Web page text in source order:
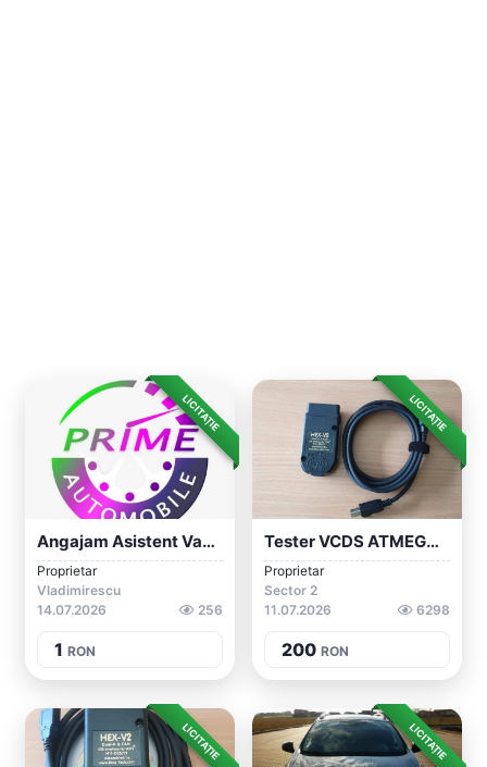
LICITAȚIE
Angajam Asistent Vanzari
Proprietar
Vladimirescu
14.07.2026
256
1 RON
LICITAȚIE
Tester VCDS ATMEGA Cu SOFT ORIGINAL 22.9...
Proprietar
Sector 2
11.07.2026
6298
200 RON
LICITAȚIE LICITAȚIE